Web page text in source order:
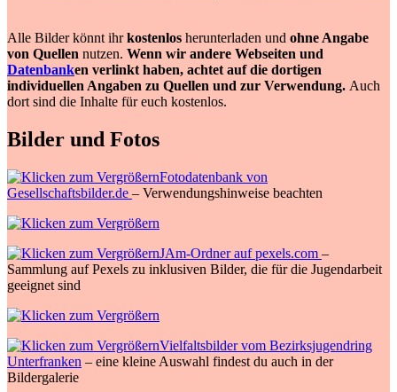
Alle Bilder könnt ihrkostenlos herunterladen und ohne Angabe
von Quellen nutzen. Wenn wir andere Webseiten und
Datenbanken verlinkt haben, achtet auf die dortigen
individuellen Angaben zu Quellen und zur Verwendung. Auch
dort sind die Inhalte für euch kostenlos.
Bilder und Fotos
Fotodatenbank von
Gesellschaftsbilder.de – Verwendungshinweise beachten
JAm-Ordner auf pexels.com –
Sammlung auf Pexels zu inklusiven Bilder, die für die Jugendarbeit
geeignet sind
Vielfaltsbilder vom Bezirksjugendring
Unterfranken – eine kleine Auswahl findest du auch in der
Bildergalerie